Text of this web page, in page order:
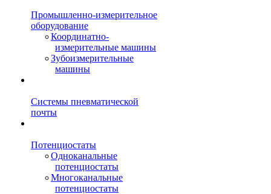
Промышленно-измерительное
оборудование
Координатно-
измерительные машины
Зубоизмерительные
машины
Системы пневматической
почты
Потенциостаты
Одноканальные
потенциостаты
Многоканальные
потенциостаты